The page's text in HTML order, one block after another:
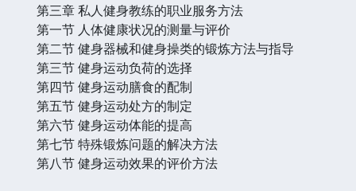
第三章 私人健身教练的职业服务方法
第一节 人体健康状况的测量与评价
第二节 健身器械和健身操类的锻炼方法与指导
第三节 健身运动负荷的选择
第四节 健身运动膳食的配制
第五节 健身运动处方的制定
第六节 健身运动体能的提高
第七节 特殊锻炼问题的解决方法
第八节 健身运动效果的评价方法